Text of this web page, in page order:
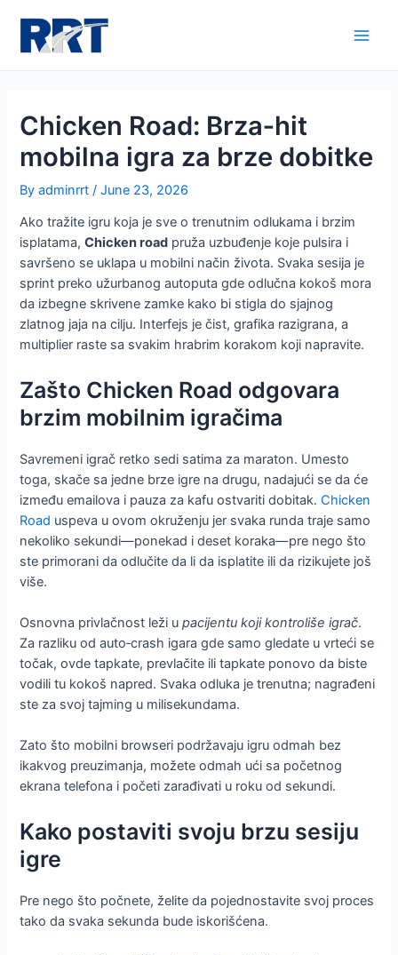
Chicken Road: Brza‑hit
mobilna igra za brze dobitke
Byadminrrt /June 23, 2026
Ako tražite igru koja je sve o trenutnim odlukama i brzim
isplatama,Chicken road pruža uzbuđenje koje pulsira i
savršeno se uklapa u mobilni način života. Svaka sesija je
sprint preko užurbanog autoputa gde odlučna kokoš mora
da izbegne skrivene zamke kako bi stigla do sjajnog
zlatnog jaja na cilju. Interfejs je čist, grafika razigrana, a
multiplier raste sa svakim hrabrim korakom koji napravite.
Zašto Chicken Road odgovara
brzim mobilnim igračima
Savremeni igrač retko sedi satima za maraton. Umesto
toga, skače sa jedne brze igre na drugu, nadajući se da će
između emailova i pauza za kafu ostvariti dobitak.Chicken
Road uspeva u ovom okruženju jer svaka runda traje samo
nekoliko sekundi—ponekad i deset koraka—pre nego što
ste primorani da odlučite da li da isplatite ili da rizikujete još
više.
Osnovna privlačnost leži upacijentu koji kontroliše igrač.
Za razliku od auto‑crash igara gde samo gledate u vrteći se
točak, ovde tapkate, prevlačite ili tapkate ponovo da biste
vodili tu kokoš napred. Svaka odluka je trenutna; nagrađeni
ste za svoj tajming u milisekundama.
Zato što mobilni browseri podržavaju igru odmah bez
ikakvog preuzimanja, možete odmah ući sa početnog
ekrana telefona i početi zarađivati u roku od sekundi.
Kako postaviti svoju brzu sesiju
igre
Pre nego što počnete, želite da pojednostavite svoj proces
tako da svaka sekunda bude iskorišćena.